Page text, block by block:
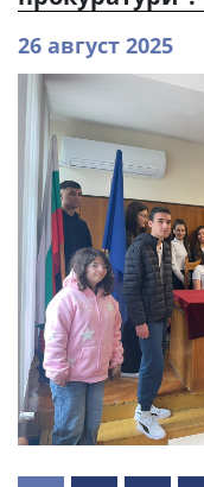
26 август 2025